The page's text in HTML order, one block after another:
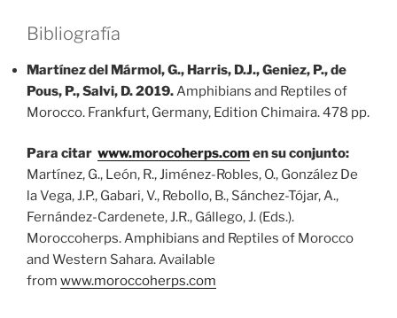
Bibliografía
Martínez del Mármol, G., Harris, D.J., Geniez, P., de
Pous, P., Salvi, D. 2019.Amphibians and Reptiles of
Morocco. Frankfurt, Germany, Edition Chimaira. 478 pp.
Para citar www.morocoherps.comen su conjunto:
Martínez, G., León, R., Jiménez-Robles, O., González De
la Vega, J.P., Gabari, V., Rebollo, B., Sánchez-Tójar, A.,
Fernández-Cardenete, J.R., Gállego, J. (Eds.).
Moroccoherps. Amphibians and Reptiles of Morocco
and Western Sahara. Available
from www.moroccoherps.com